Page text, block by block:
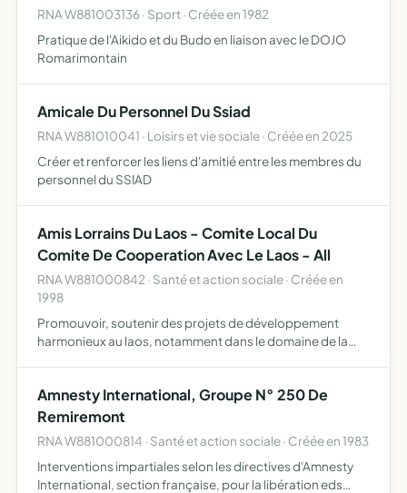
RNA W881003136 · Sport · Créée en 1982
Pratique de l'Aikido et du Budo en liaison avec le DOJO
Romarimontain
Amicale Du Personnel Du Ssiad
RNA W881010041 · Loisirs et vie sociale · Créée en 2025
Créer et renforcer les liens d'amitié entre les membres du
personnel du SSIAD
Amis Lorrains Du Laos - Comite Local Du
Comite De Cooperation Avec Le Laos - All
RNA W881000842 · Santé et action sociale · Créée en
1998
Promouvoir, soutenir des projets de développement
harmonieux au laos, notamment dans le domaine de la
des orienta…
Amnesty International, Groupe N° 250 De
Remiremont
RNA W881000814 · Santé et action sociale · Créée en 1983
Interventions impartiales selon les directives d'Amnesty
International, section française, pour la libération eds